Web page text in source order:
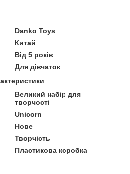
Danko Toys
Китай
Від 5 років
Для дівчаток
Великий набір для
творчості
Unicorn
Нове
Творчість
Пластикова коробка